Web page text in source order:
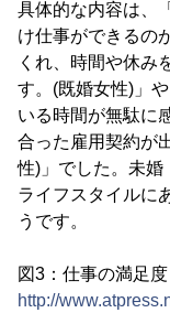
具体的な内容は、
け仕事ができるの
くれ、時間や休み
す。(既婚女性)」
いる時間が無駄に
合った雇用契約が
性)」でした。未婚
ライフスタイルに
うです。
図3：仕事の満足
http://